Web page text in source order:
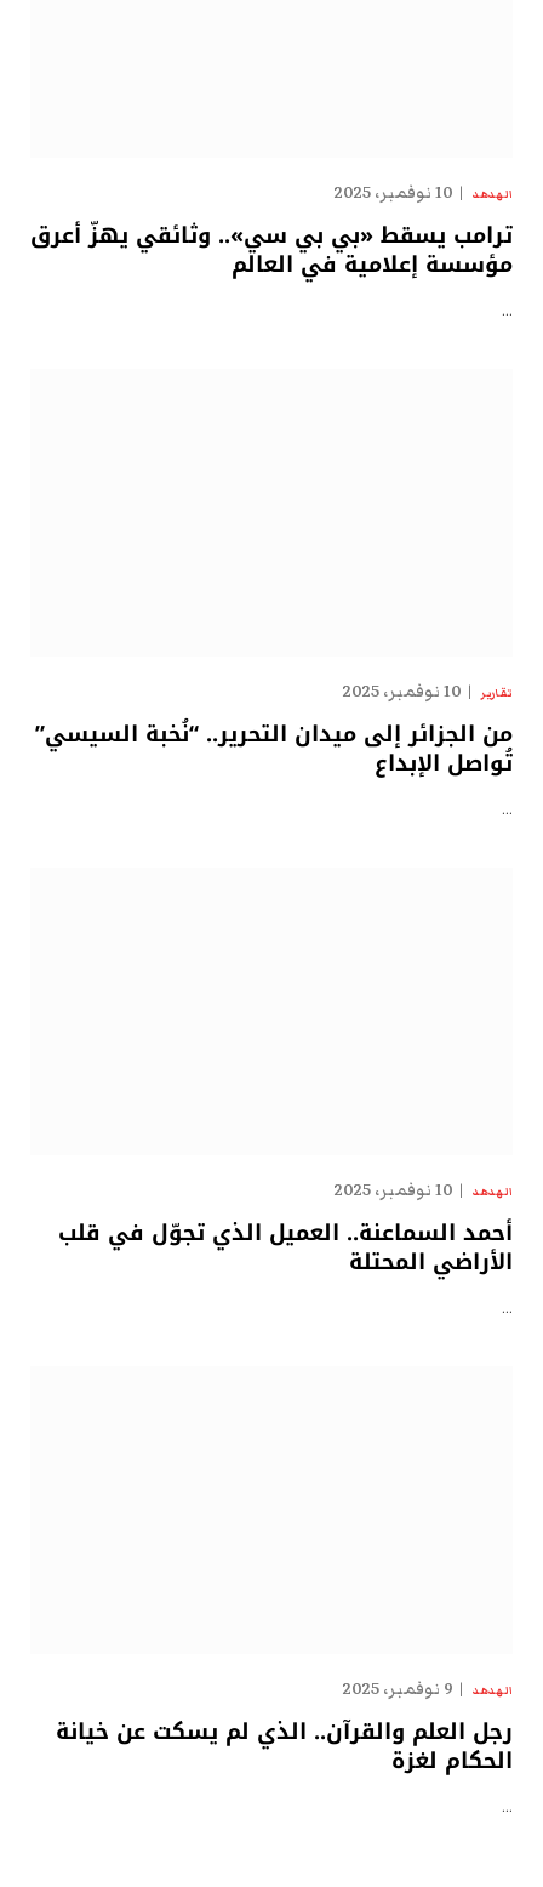
الهدهد 10 نوفمبر، 2025
ترامب يسقط «بي بي سي».. وثائقي يهزّ أعرق
مؤسسة إعلامية في العالم
…
تقارير 10 نوفمبر، 2025
من الجزائر إلى ميدان التحرير.. “نُخبة السيسي”
تُواصل الإبداع
…
الهدهد 10 نوفمبر، 2025
أحمد السماعنة.. العميل الذي تجوّل في قلب
الأراضي المحتلة
…
الهدهد 9 نوفمبر، 2025
رجل العلم والقرآن.. الذي لم يسكت عن خيانة
الحكام لغزة
…